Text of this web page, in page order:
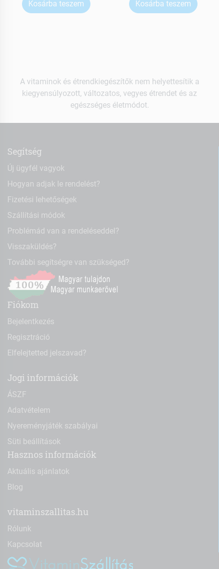
Kosárba teszem Kosárba teszem
A vitaminok és étrendkiegészítők nem helyettesítik a
kiegyensúlyozott, változatos, vegyes étrendet és az
egészséges életmódot.
Segítség
Új ügyfél vagyok
Hogyan adjak le rendelést?
Fizetési lehetőségek
Szállítási módok
Problémád van a rendeléseddel?
Visszaküldés?
További segítségre van szükséged?
Fiókom
Bejelentkezés
Regisztráció
Elfelejtetted jelszavad?
Jogi információk
ÁSZF
Adatvételem
Nyereményjáték szabályai
Süti beállítások
Hasznos információk
Aktuális ajánlatok
Blog
vitaminszallitas.hu
Rólunk
Kapcsolat